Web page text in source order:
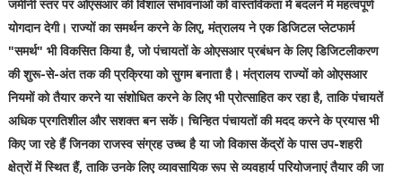
जमीनी स्तर पर ओएसआर की विशाल संभावनाओं को वास्तविकता में बदलने में महत्वपूर्ण
योगदान देगी। राज्यों का समर्थन करने के लिए, मंत्रालय ने एक डिजिटल प्लेटफार्म
"समर्थ" भी विकसित किया है, जो पंचायतों के ओएसआर प्रबंधन के लिए डिजिटलीकरण
की शुरू-से-अंत तक की प्रक्रिया को सुगम बनाता है। मंत्रालय राज्यों को ओएसआर
नियमों को तैयार करने या संशोधित करने के लिए भी प्रोत्साहित कर रहा है, ताकि पंचायतें
अधिक प्रगतिशील और सशक्त बन सकें। चिन्हित पंचायतों की मदद करने के प्रयास भी
किए जा रहे हैं जिनका राजस्व संग्रह उच्च है या जो विकास केंद्रों के पास उप-शहरी
क्षेत्रों में स्थित हैं, ताकि उनके लिए व्यावसायिक रूप से व्यवहार्य परियोजनाएं तैयार की जा